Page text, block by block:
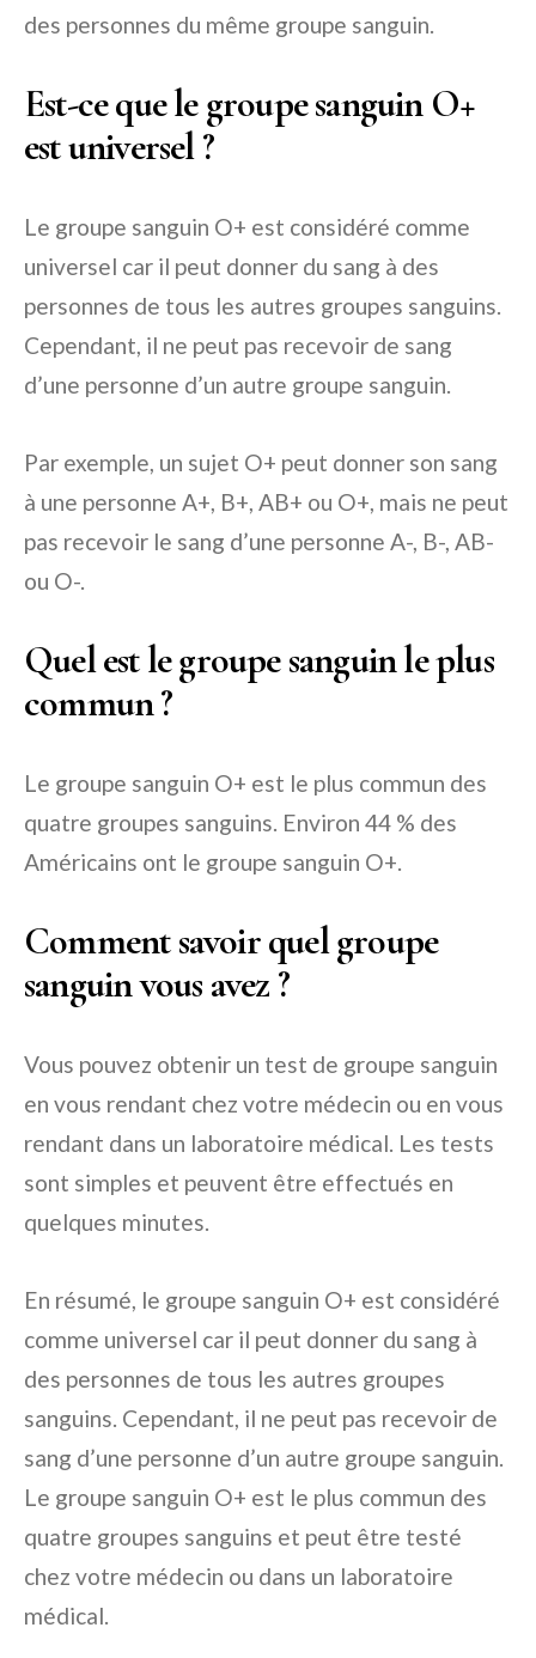
des personnes du même groupe sanguin.
Est-ce que le groupe sanguin O+
est universel ?
Le groupe sanguin O+ est considéré comme
universel car il peut donner du sang à des
personnes de tous les autres groupes sanguins.
Cependant, il ne peut pas recevoir de sang
d’une personne d’un autre groupe sanguin.
Par exemple, un sujet O+ peut donner son sang
à une personne A+, B+, AB+ ou O+, mais ne peut
pas recevoir le sang d’une personne A-, B-, AB-
ou O-.
Quel est le groupe sanguin le plus
commun ?
Le groupe sanguin O+ est le plus commun des
quatre groupes sanguins. Environ 44 % des
Américains ont le groupe sanguin O+.
Comment savoir quel groupe
sanguin vous avez ?
Vous pouvez obtenir un test de groupe sanguin
en vous rendant chez votre médecin ou en vous
rendant dans un laboratoire médical. Les tests
sont simples et peuvent être effectués en
quelques minutes.
En résumé, le groupe sanguin O+ est considéré
comme universel car il peut donner du sang à
des personnes de tous les autres groupes
sanguins. Cependant, il ne peut pas recevoir de
sang d’une personne d’un autre groupe sanguin.
Le groupe sanguin O+ est le plus commun des
quatre groupes sanguins et peut être testé
chez votre médecin ou dans un laboratoire
médical.